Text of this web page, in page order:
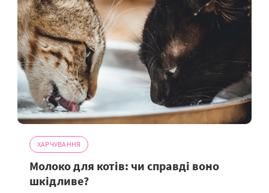
ХАРЧУВАННЯ
Молоко для котів: чи справді воно
шкідливе?